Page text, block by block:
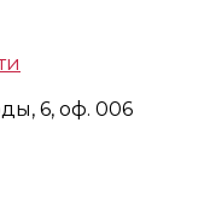
6, оф. 006